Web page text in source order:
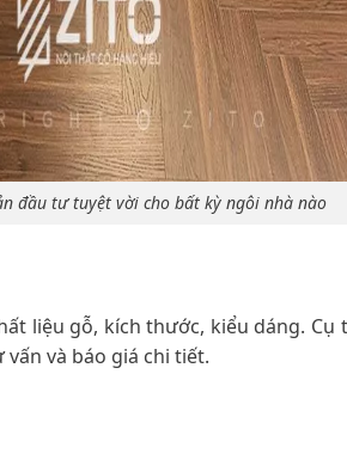
đầu tư tuyệt vời cho bất kỳ ngôi nhà nào
liệu gỗ, kích thước, kiểu dáng.
và báo giá chi tiết.